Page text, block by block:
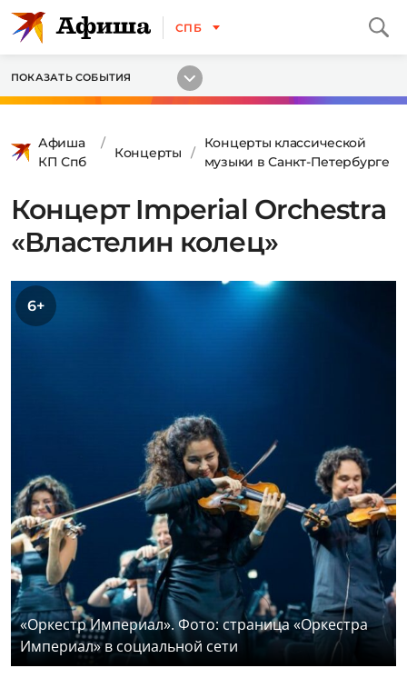
СПБ
ПОКАЗАТЬ СОБЫТИЯ
Афиша
КП Спб
Концерты
Концерты классической
музыки в Санкт-Петербурге
Концерт Imperial Orchestra
«Властелин колец»
6+
«Оркестр Империал». Фото: страница «Оркестра
Империал» в социальной сети